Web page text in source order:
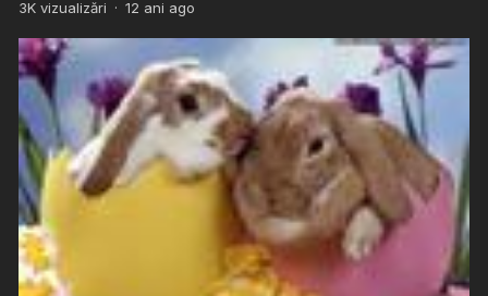
3Kvizualizări · 12 ani ago